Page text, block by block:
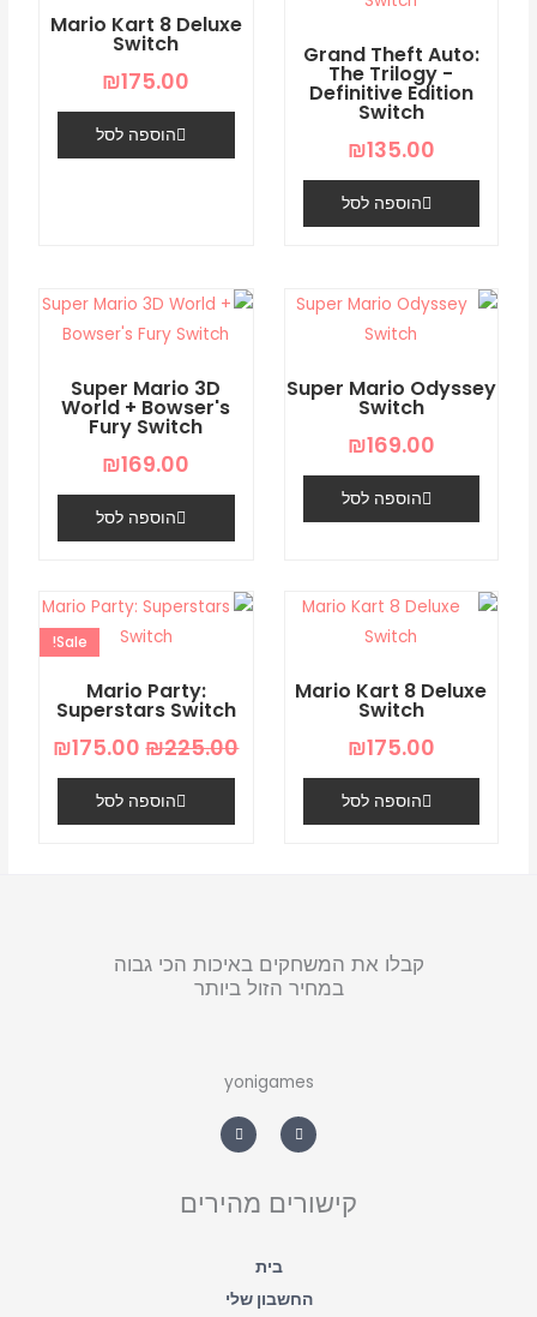
Grand Theft Auto:
The Trilogy -
Definitive Edition
Switch
₪135.00
הוספה לסל
Mario Kart 8 Deluxe
Switch
₪175.00
הוספה לסל
Super Mario Odyssey
Switch
₪169.00
הוספה לסל
Super Mario 3D
World + Bowser's
Fury Switch
₪169.00
הוספה לסל
Mario Kart 8 Deluxe
Switch
₪175.00
הוספה לסל
Mario Party:
Superstars Switch
Sale!
₪225.00
המחיר
המקורי
₪225.00.
₪175.00
הוא:
הוספה לסל
קבלו את המשחקים באיכות הכי גבוה
במחיר הזול ביותר
yonigames
a
c
e
o
h
a
t
p
p
קישורים מהירים
בית
החשבון שלי